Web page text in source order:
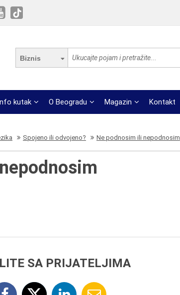
Biznis
kutak O Beogradu Magazin Kontakt
Spojeno ili odvojeno? Ne podnosim ili nepodnosim
SA PRIJATELJIMA